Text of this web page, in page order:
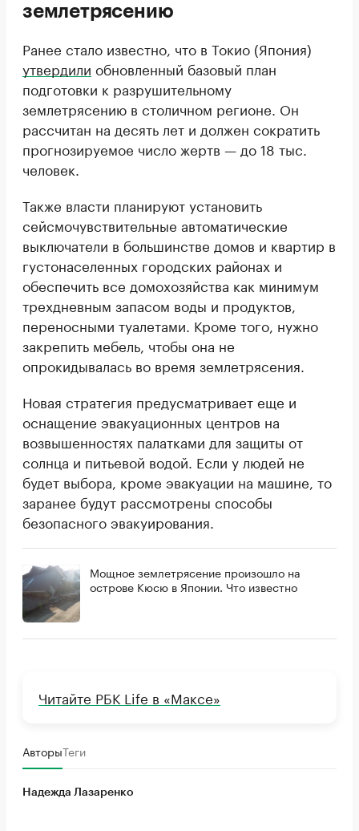
землетрясению
Ранее стало известно, что в Токио (Япония)
утвердили обновленный базовый план
подготовки к разрушительному
землетрясению в столичном регионе. Он
рассчитан на десять лет и должен сократить
прогнозируемое число жертв — до 18 тыс.
человек.
Также власти планируют установить
сейсмочувствительные автоматические
выключатели в большинстве домов и квартир в
густонаселенных городских районах и
обеспечить все домохозяйства как минимум
трехдневным запасом воды и продуктов,
переносными туалетами. Кроме того, нужно
закрепить мебель, чтобы она не
опрокидывалась во время землетрясения.
Новая стратегия предусматривает еще и
оснащение эвакуационных центров на
возвышенностях палатками для защиты от
солнца и питьевой водой. Если у людей не
будет выбора, кроме эвакуации на машине, то
заранее будут рассмотрены способы
безопасного эвакуирования.
Мощное землетрясение произошло на
острове Кюсю в Японии. Что известно
Читайте РБК Life в «Максе»
АвторыТеги
Надежда Лазаренко